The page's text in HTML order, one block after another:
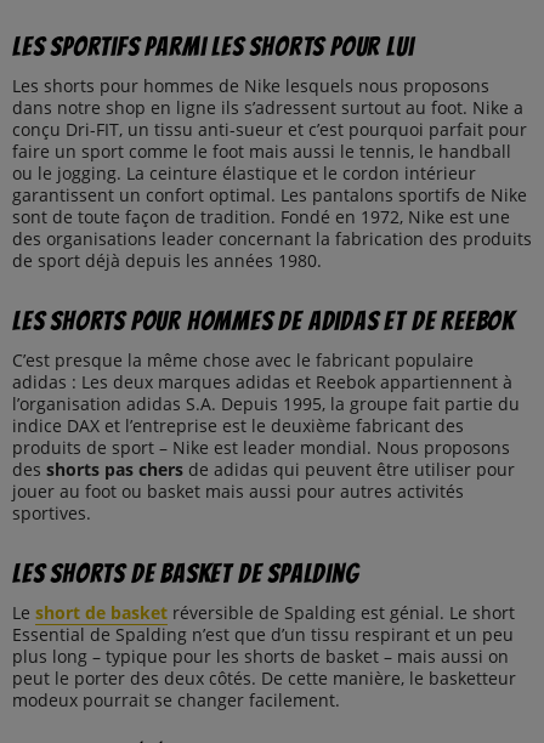
Les sportifs parmi les shorts pour lui
Les shorts pour hommes de Nike lesquels nous proposons
dans notre shop en ligne ils s’adressent surtout au foot. Nike a
conçu Dri-FIT, un tissu anti-sueur et c’est pourquoi parfait pour
faire un sport comme le foot mais aussi le tennis, le handball
ou le jogging. La ceinture élastique et le cordon intérieur
garantissent un confort optimal. Les pantalons sportifs de Nike
sont de toute façon de tradition. Fondé en 1972, Nike est une
des organisations leader concernant la fabrication des produits
de sport déjà depuis les années 1980.
Les shorts pour hommes de adidas et de Reebok
C’est presque la même chose avec le fabricant populaire
adidas : Les deux marques adidas et Reebok appartiennent à
l’organisation adidas S.A. Depuis 1995, la groupe fait partie du
indice DAX et l’entreprise est le deuxième fabricant des
produits de sport – Nike est leader mondial. Nous proposons
des shorts pas chers de adidas qui peuvent être utiliser pour
jouer au foot ou basket mais aussi pour autres activités
sportives.
Les shorts de basket de Spalding
Le short de basket réversible de Spalding est génial. Le short
Essential de Spalding n’est que d’un tissu respirant et un peu
plus long – typique pour les shorts de basket – mais aussi on
peut le porter des deux côtés. De cette manière, le basketteur
modeux pourrait se changer facilement.